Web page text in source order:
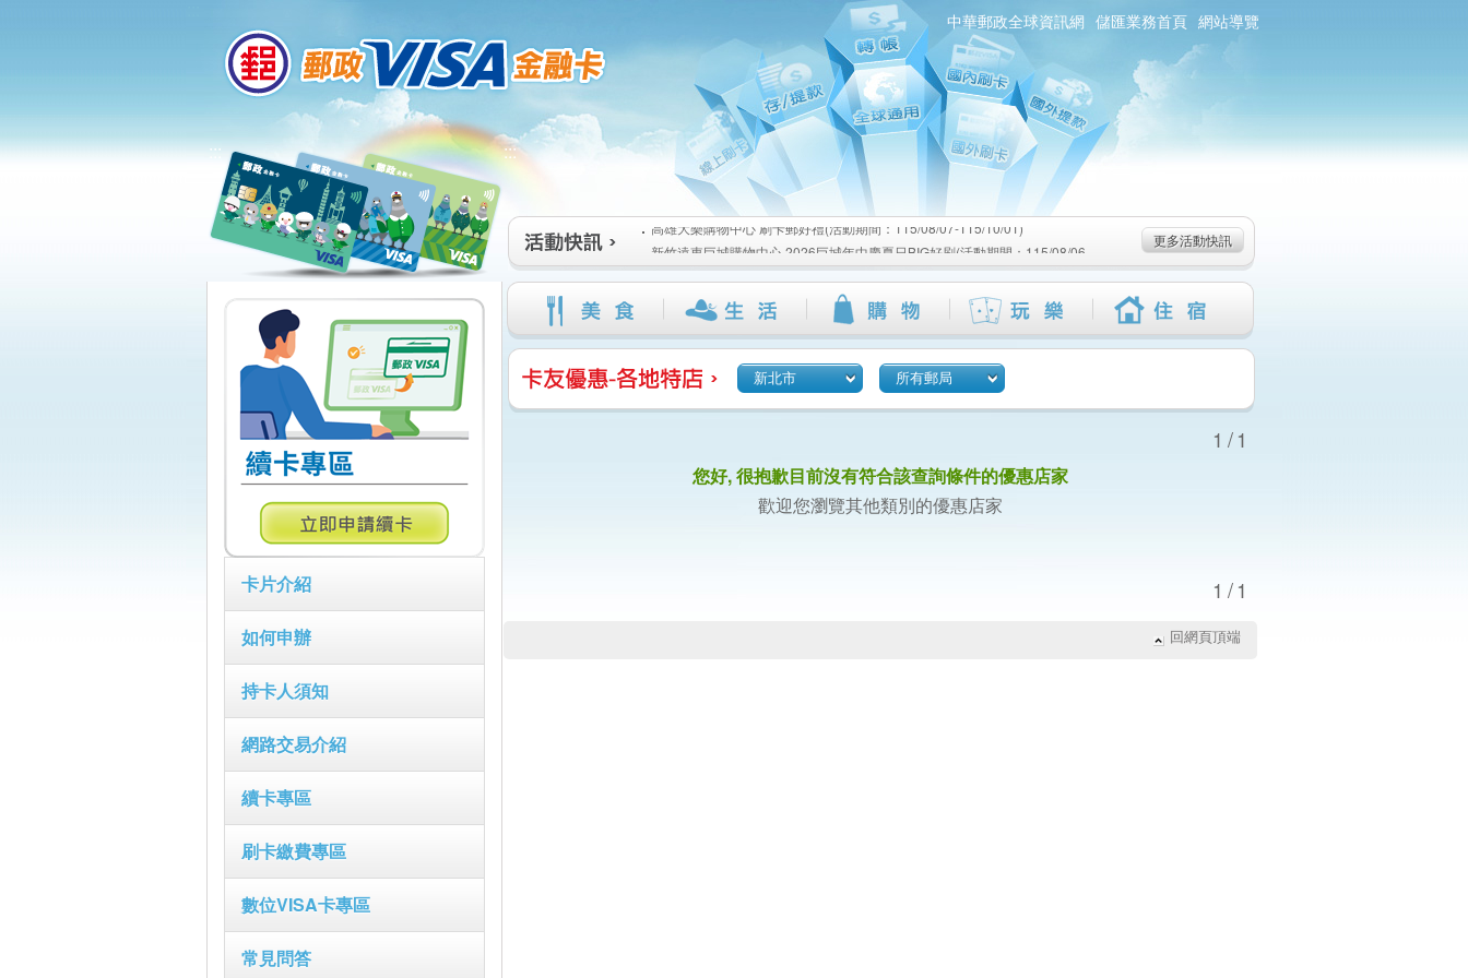
中華郵政全球資訊網 儲匯業務首頁 網站導覽
:::
卡片介紹
如何申辦
持卡人須知
網路交易介紹
續卡專區
刷卡繳費專區
數位VISA卡專區
常見問答
:::
高雄大樂購物中心 刷卡郵好禮(活動期間：115/08/07-115/10/01)
新竹遠東巨城購物中心 2026巨城年中慶夏日BIG好刷(活動期間：115/08/06-
115/08/26)
臺北三創生活 有點東西第2波 刷卡郵好禮(活動期間：115/08/06-115/09/02)
高雄大樂購物中心 刷卡郵好禮(活動期間：115/08/07-115/10/01)
新竹遠東巨城購物中心 2026巨城年中慶夏日BIG好刷(活動期間：115/08/06-
115/08/26)
臺北三創生活 有點東西第2波 刷卡郵好禮(活動期間：115/08/06-115/09/02)
更多活動快訊
新北市 所有郵局
1/1
您好, 很抱歉目前沒有符合該查詢條件的優惠店家
歡迎您瀏覽其他類別的優惠店家
1/1
回網頁頂端